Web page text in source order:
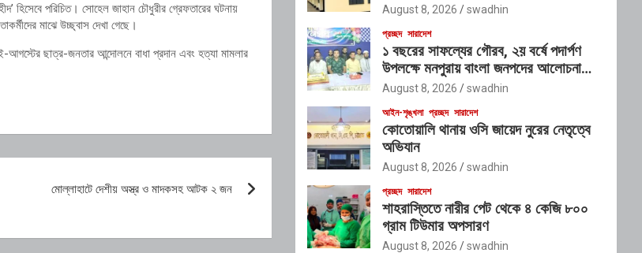
হিসেবে পরিচিত। সোহেল জাহান চৌধুরীর গ্রেফতারের ঘটনায়
মাঝে উচ্ছ্বাস দেখা গেছে।
ছাত্র-জনতার আন্দোলনে বাধা প্রদান এবং হত্যা মামলার
মোল্লাহাটে দেশীয় অস্ত্র ও মাদকসহ আটক ২ জন
August 8, 2026 swadhin
প্রচ্ছদ সারাদেশ
১ বছরের সাফল্যের গৌরব, ২য় বর্ষে পদার্পণ
উপলক্ষে মনপুরায় বাংলা জনপদের আলোচনা
সভা
August 8, 2026 swadhin
আইন-শৃঙ্খলা প্রচ্ছদ সারাদেশ
কোতোয়ালি থানায় ওসি জায়েদ নুরের নেতৃত্বে
অভিযান
August 8, 2026 swadhin
প্রচ্ছদ সারাদেশ
শাহরাস্তিতে নারীর পেট থেকে ৪ কেজি ৮০০
গ্রাম টিউমার অপসারণ
August 8, 2026 swadhin